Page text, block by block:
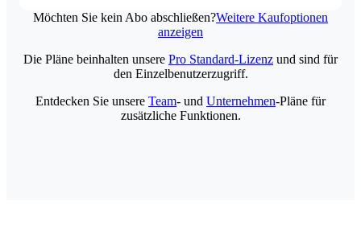
Möchten Sie kein Abo abschließen?Weitere Kaufoptionen
anzeigen
Die Pläne beinhalten unsere Pro Standard-Lizenz und sind für
den Einzelbenutzerzugriff.
Entdecken Sie unsere Team- und Unternehmen-Pläne für
zusätzliche Funktionen.